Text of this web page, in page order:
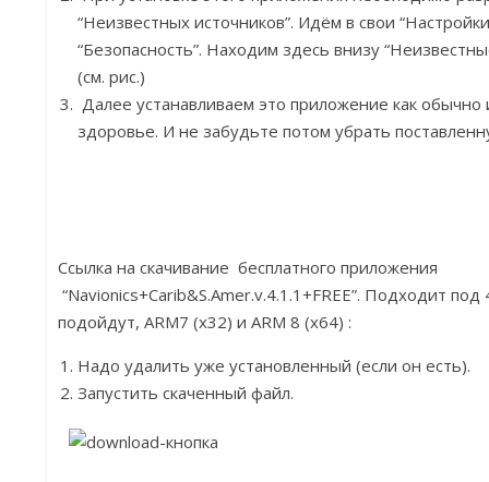
“Неизвестных источников”. Идём в свои
“Безопасность”. Находим здесь внизу
(см. рис.)
Далее устанавливаем это приложение как обычно
здоровье. И не забудьте потом убрать
Ссылка на скачивание бесплатного приложения
“Navionics+Carib&S.Amer.v.4.1.1+FREE”. Подходит
подойдут, ARM7 (x32) и ARM 8 (x64) :
Надо удалить уже установленный (если он есть).
Запустить скаченный файл.